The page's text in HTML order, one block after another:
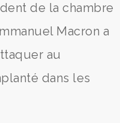
de la chambre
Macron a
au
dans les